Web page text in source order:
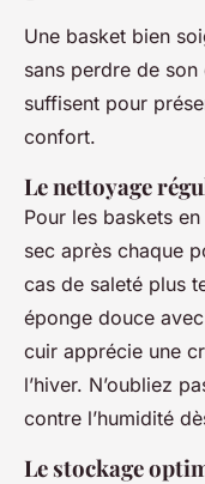
Une basket bien
sans perdre de
suffisent pour
confort.
Le nettoyage
Pour les baskets
sec après chaque
cas de saleté plus
éponge douce
cuir apprécie une
l’hiver. N’oubliez
contre l’humidité
Le stockage